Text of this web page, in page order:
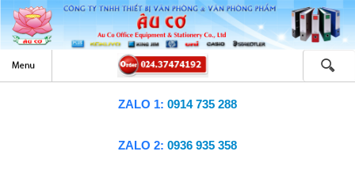
ZALO 1: 0914 735 288
ZALO 2: 0936 935 358